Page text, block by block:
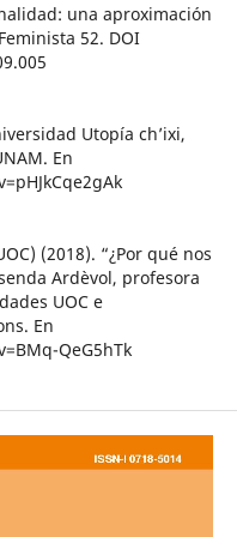
una aproximación
52. DOI
Utopía ch’ixi,
En
(2018). “¿Por qué nos
Ardèvol, profesora
UOC e
En
QeG5hTk